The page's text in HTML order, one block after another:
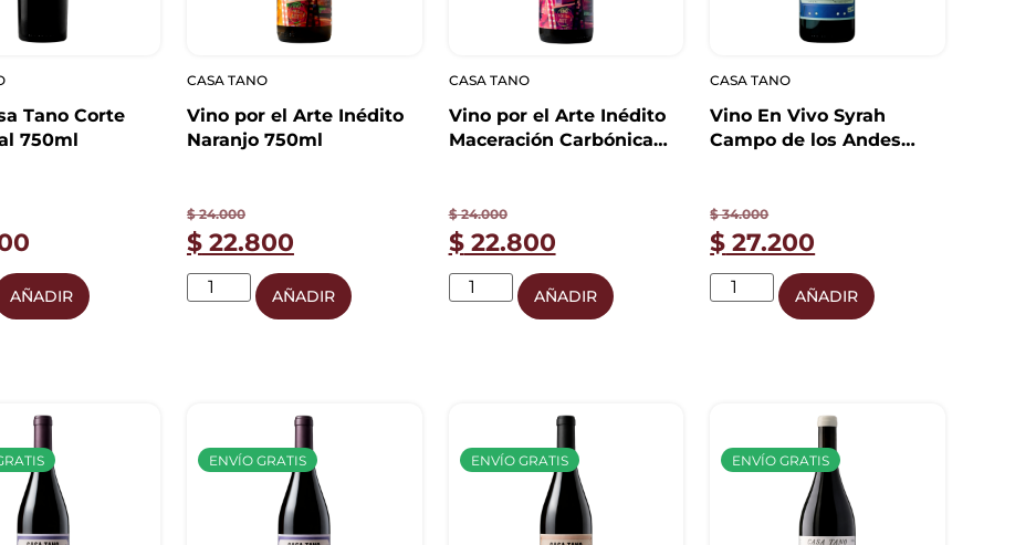
Tano Corte
750ml
AÑADIR
CASA TANO
Vino por el Arte Inédito
Naranjo 750ml
$24.000
$22.800
AÑADIR
CASA TANO
Vino por el Arte Inédito
Maceración Carbónica
$24.000
$22.800
AÑADIR
CASA TANO
Vino En Vivo Syrah
Campo de los Andes
$34.000
$ 27.200
AÑADIR
ENVÍO GRATIS ENVÍO GRATIS ENVÍO GRATIS